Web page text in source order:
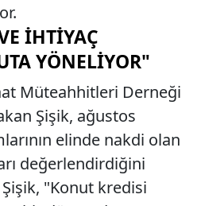
İHTIYAÇ
YÖNELIYOR"
Müteahhitleri Derneği
Şişik, ağustos
elinde nakdi olan
değerlendirdiğini
"Konut kredisi